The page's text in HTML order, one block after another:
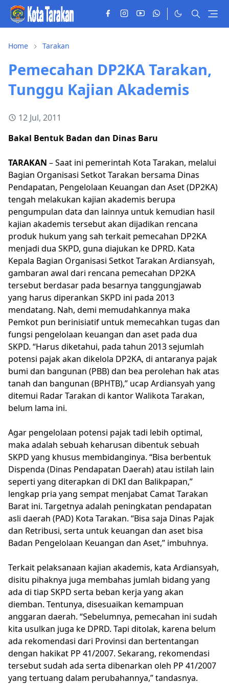
Home Tarakan
Pemecahan DP2KA Tarakan,
Tunggu Kajian Akademis
12 Jul, 2011
Bakal Bentuk Badan dan Dinas Baru
TARAKAN – Saat ini pemerintah Kota Tarakan, melalui
Bagian Organisasi Setkot Tarakan bersama Dinas
Pendapatan, Pengelolaan Keuangan dan Aset (DP2KA)
tengah melakukan kajian akademis berupa
pengumpulan data dan lainnya untuk kemudian hasil
kajian akademis tersebut akan dijadikan rencana
produk hukum yang sah terkait pemecahan DP2KA
menjadi dua SKPD, guna diajukan ke DPRD. Kata
Kepala Bagian Organisasi Setkot Tarakan Ardiansyah,
gambaran awal dari rencana pemecahan DP2KA
tersebut berdasar pada besarnya tanggungjawab
yang harus diperankan SKPD ini pada 2013
mendatang. Nah, demi memudahkannya maka
Pemkot pun berinisiatif untuk memecahkan tugas dan
fungsi pengelolaan keuangan dan aset pada dua
SKPD. “Harus diketahui, pada tahun 2013 sejumlah
potensi pajak akan dikelola DP2KA, di antaranya pajak
bumi dan bangunan (PBB) dan bea perolehan hak atas
tanah dan bangunan (BPHTB),” ucap Ardiansyah yang
ditemui Radar Tarakan di kantor Walikota Tarakan,
belum lama ini.
Agar pengelolaan potensi pajak tadi lebih optimal,
maka adalah sebuah keharusan dibentuk sebuah
SKPD yang khusus membidanginya. “Bisa berbentuk
Dispenda (Dinas Pendapatan Daerah) atau istilah lain
seperti yang diterapkan di DKI dan Balikpapan,”
lengkap pria yang sempat menjabat Camat Tarakan
Barat ini. Targetnya adalah peningkatan pendapatan
asli daerah (PAD) Kota Tarakan. “Bisa saja Dinas Pajak
dan Retribusi, serta untuk keuangan dan aset bisa
Badan Pengelolaan Keuangan dan Aset,” imbuhnya.
Terkait pelaksanaan kajian akademis, kata Ardiansyah,
disitu pihaknya juga membahas jumlah bidang yang
ada di tiap SKPD serta beban kerja yang akan
diemban. Tentunya, disesuaikan kemampuan
anggaran daerah. “Sebelumnya, pemecahan ini sudah
kita usulkan juga ke DPRD. Tapi ditolak, karena belum
ada rekomendasi dari Provinsi dan bertentangan
dengan hakikat PP 41/2007. Sekarang, rekomendasi
tersebut sudah ada serta dibenarkan oleh PP 41/2007
yang tertuang dalam perubahannya,” tandasnya.